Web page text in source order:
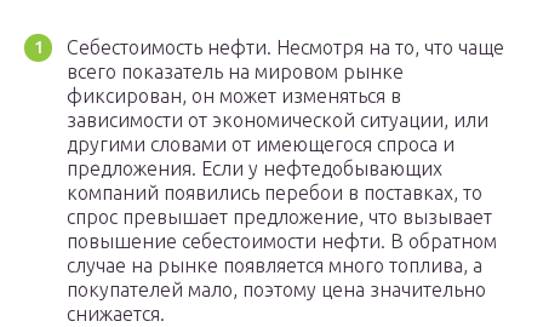
Себестоимость нефти. Несмотря на то, что чаще
всего показатель на мировом рынке
фиксирован, он может изменяться в
зависимости от экономической ситуации, или
другими словами от имеющегося спроса и
предложения. Если у нефтедобывающих
компаний появились перебои в поставках, то
спрос превышает предложение, что вызывает
повышение себестоимости нефти. В обратном
случае на рынке появляется много топлива, а
покупателей мало, поэтому цена значительно
снижается.